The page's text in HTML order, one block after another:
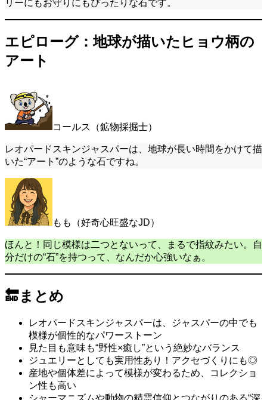
リーにもお守りにもぴったりな石です。
エピローグ：地球が描いたヒョウ柄の
アート
コールス（鉱物採掘士）
レオパードスキンジャスパーは、地球が長い時間をかけて描
いた“アート”のような石ですね。
もも（好奇心旺盛なJD）
ほんと！同じ模様は二つとないって、まるで指紋みたい。自
分だけの“石”を持つって、なんだか心強いなぁ。
🔚まとめ
レオパードスキンジャスパーは、ジャスパーの中でも
模様が個性的なパワーストーン
見た目も意味も“野性×癒し”という絶妙なバランス
ジュエリーとしても実用性あり！アクセづくりにも◎
産地や個体差によって模様が変わるため、コレクショ
ン性も高い